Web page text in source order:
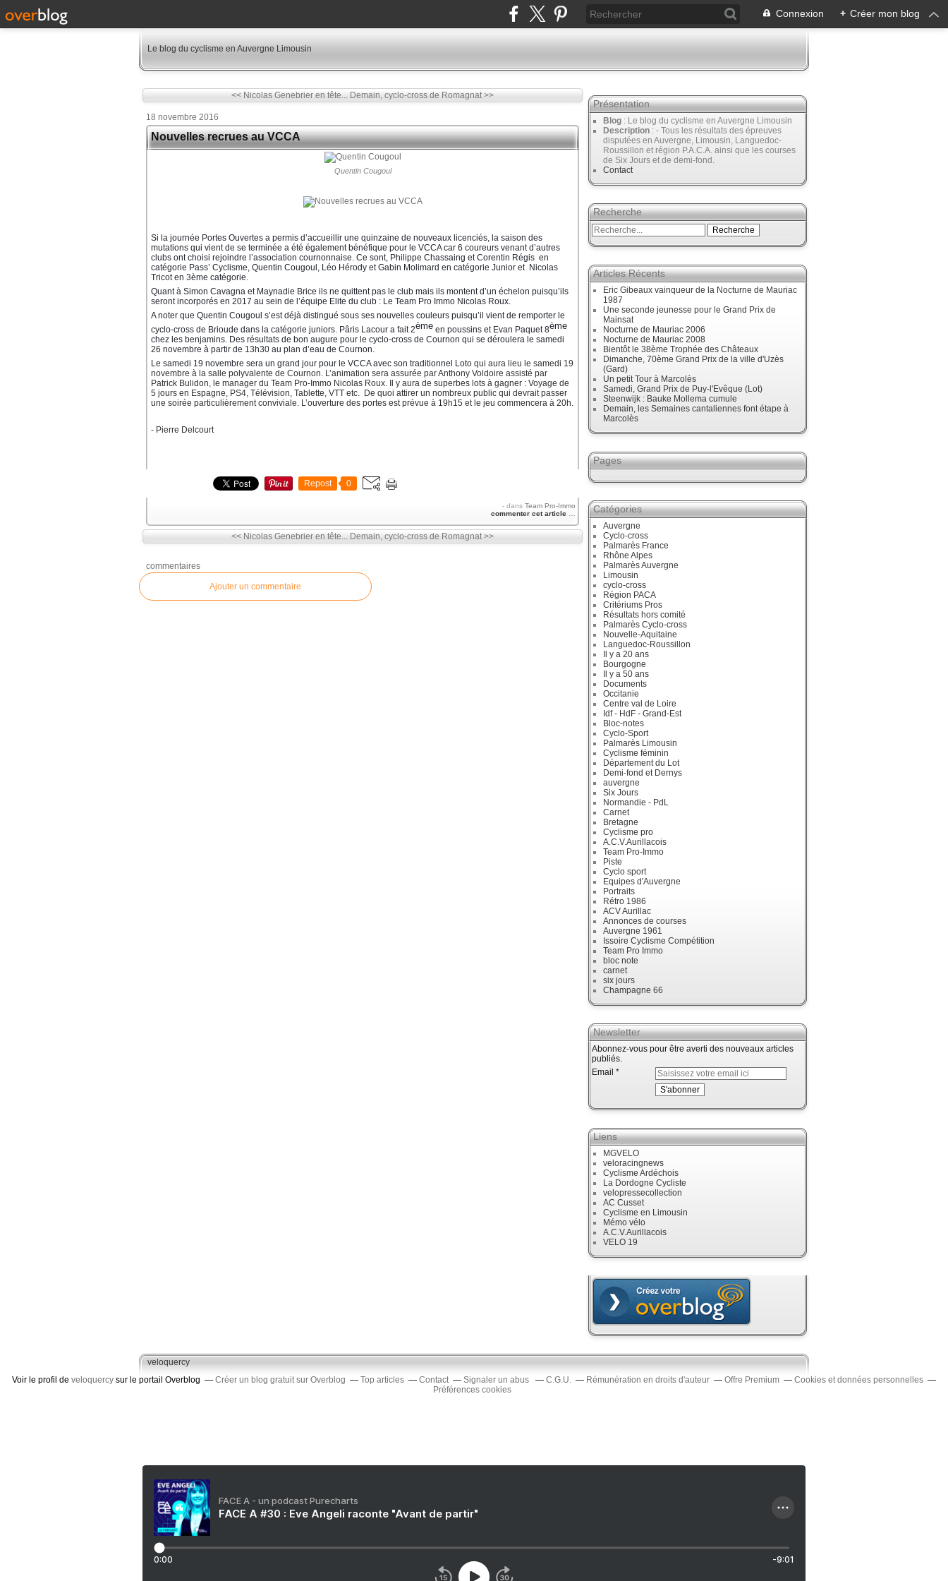
Connexion + Créer mon blog
Le blog du cyclisme en Auvergne Limousin
<< Nicolas Genebrier en tête... Demain, cyclo-cross de Romagnat >>
18 novembre 2016
Nouvelles recrues au VCCA
Quentin Cougoul
Si la journée Portes Ouvertes a permis d’accueillir une quinzaine de nouveaux licenciés, la saison des
mutations qui vient de se terminée a été également bénéfique pour le VCCA car 6 coureurs venant d’autres
clubs ont choisi rejoindre l’association cournonnaise. Ce sont, Philippe Chassaing et Corentin Régis en
catégorie Pass’ Cyclisme, Quentin Cougoul, Léo Hérody et Gabin Molimard en catégorie Junior et Nicolas
Tricoten 3ème catégorie.
Quant à Simon Cavagna et Maynadie Brice ils ne quittent pas le club mais ils montent d’un échelon puisqu’ils
seront incorporés en 2017 au sein de l’équipe Elite du club : Le Team Pro Immo Nicolas Roux.
A noter que Quentin Cougoul s’est déjà distingué sous ses nouvelles couleurs puisqu’il vient de remporter le
cyclo-cross de Brioude dans la catégorie juniors. Pâris Lacour a fait 2ème en poussins et Evan Paquet 8ème
chez les benjamins. Des résultats de bon augure pour le cyclo-cross de Cournon qui se déroulera le samedi
26 novembre à partir de 13h30 au plan d’eau de Cournon.
Le samedi 19 novembre sera un grand jour pour le VCCA avec son traditionnel Loto qui aura lieu le samedi 19
novembre à la salle polyvalente de Cournon. L’animation sera assurée par Anthony Voldoire assisté par
Patrick Bulidon, le manager du Team Pro-Immo Nicolas Roux. Il y aura de superbes lots à gagner : Voyage de
5 jours en Espagne, PS4, Télévision, Tablette, VTT etc. De quoi attirer un nombreux public qui devrait passer
une soirée particulièrement conviviale. L’ouverture des portes est prévue à 19h15 et le jeu commencera à 20h.
- Pierre Delcourt
Repost 0
- dans Team Pro-Immo
commenter cet article
<< Nicolas Genebrier en tête... Demain, cyclo-cross de Romagnat >>
commentaires
Ajouter un commentaire
Présentation
Blog : Le blog du cyclisme en Auvergne Limousin
Description : - Tous les résultats des épreuves
disputées en Auvergne, Limousin, Languedoc-
Roussillon et région P.A.C.A. ainsi que les courses
de Six Jours et de demi-fond.
Contact
Recherche
Articles Récents
Eric Gibeaux vainqueur de la Nocturne de Mauriac
1987
Une seconde jeunesse pour le Grand Prix de
Mainsat
Nocturne de Mauriac 2006
Nocturne de Mauriac 2008
Bientôt le 38ème Trophée des Châteaux
Dimanche, 70ème Grand Prix de la ville d'Uzès
(Gard)
Un petit Tour à Marcolès
Samedi, Grand Prix de Puy-l'Evêque (Lot)
Steenwijk : Bauke Mollema cumule
Demain, les Semaines cantaliennes font étape à
Marcolès
Pages
Catégories
Auvergne
Cyclo-cross
Palmarès France
Rhône Alpes
Palmarès Auvergne
Limousin
cyclo-cross
Région PACA
Critériums Pros
Résultats hors comité
Palmarès Cyclo-cross
Nouvelle-Aquitaine
Languedoc-Roussillon
Il y a 20 ans
Bourgogne
Il y a 50 ans
Documents
Occitanie
Centre val de Loire
Idf - HdF - Grand-Est
Bloc-notes
Cyclo-Sport
Palmarès Limousin
Cyclisme féminin
Département du Lot
Demi-fond et Dernys
auvergne
Six Jours
Normandie - PdL
Carnet
Bretagne
Cyclisme pro
A.C.V.Aurillacois
Team Pro-Immo
Piste
Cyclo sport
Equipes d'Auvergne
Portraits
Rétro 1986
ACV Aurillac
Annonces de courses
Auvergne 1961
Issoire Cyclisme Compétition
Team Pro Immo
bloc note
carnet
six jours
Champagne 66
Newsletter
Abonnez-vous pour être averti des nouveaux articles
publiés.
Email
Liens
MGVELO
veloracingnews
Cyclisme Ardéchois
La Dordogne Cycliste
velopressecollection
AC Cusset
Cyclisme en Limousin
Mémo vélo
A.C.V.Aurillacois
VELO 19
veloquercy
Voir le profil de veloquercy sur le portail Overblog Créer un blog gratuit sur Overblog Top articles Contact Signaler un abus C.G.U. Rémunération en droits d'auteur Offre Premium
Cookies et données personnelles
Préférences cookies
FACE A - un podcast Purecharts
FACE A #30 : Eve Angeli raconte "Avant de partir"
0:00 -9:01